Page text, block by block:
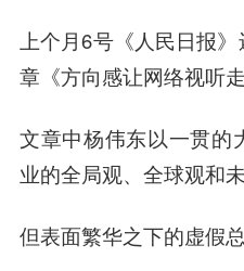
上个月6号《人民日报
章《方向感让网络视听走
文章中杨伟东以一贯的
业的全局观、全球观和
但表面繁华之下的虚假